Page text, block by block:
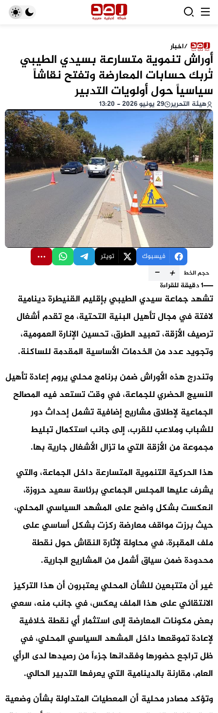
/اخبار
أوراش تنموية متسارعة بسيدي الطيبي
تُربك حسابات المعارضة وتفتح نقاشاً
سياسياً حول أولويات التدبير
هيئة التحرير 29 يونيو 2026 - 13:20
فيسبوك تويتر
حجم الخط +
-
1 دقيقة للقراءة
تشهد جماعة سيدي الطيبي بإقليم القنيطرة دينامية
لافتة في مجال تأهيل البنية التحتية، مع تقدم أشغال
ترصيف الأزقة، تعبيد الطرق، تحسين الإنارة العمومية،
وتجويد عدد من الخدمات الأساسية المقدمة للساكنة.
وتندرج هذه الأوراش ضمن برنامج محلي يروم إعادة تأهيل
النسيج الحضري للجماعة، في وقت تستعد فيه المصالح
الجماعية لإطلاق مشاريع إضافية تشمل إحداث دور
للشباب وملاعب للقرب، إلى جانب استكمال تبليط
مجموعة من الأزقة التي ما تزال الأشغال جارية بها.
هذا الحركية التنموية المتسارعة داخل الجماعة، والتي
يشرف عليها المجلس الجماعي برئاسة سعيد حروزة،
انعكست بشكل واضح على المشهد السياسي المحلي،
حيث برزت مواقف معارضة ركزت بشكل أساسي على
ملف المقبرة، في محاولة لإثارة النقاش حول نقطة
محدودة ضمن سياق أشمل من المشاريع الجارية.
غير أن متتبعين للشأن المحلي يعتبرون أن هذا التركيز
الانتقائي على هذا الملف يعكس، في جانب منه، سعي
بعض مكونات المعارضة إلى استثمار أي نقطة خلافية
لإعادة تموقعها داخل المشهد السياسي المحلي، في
ظل تراجع حضورها وفقدانها جزءاً من رصيدها لدى الرأي
العام، مقارنة بالدينامية التي يعرفها التدبير الحالي.
وتؤكد مصادر محلية أن المعطيات المتداولة بشأن وضعية